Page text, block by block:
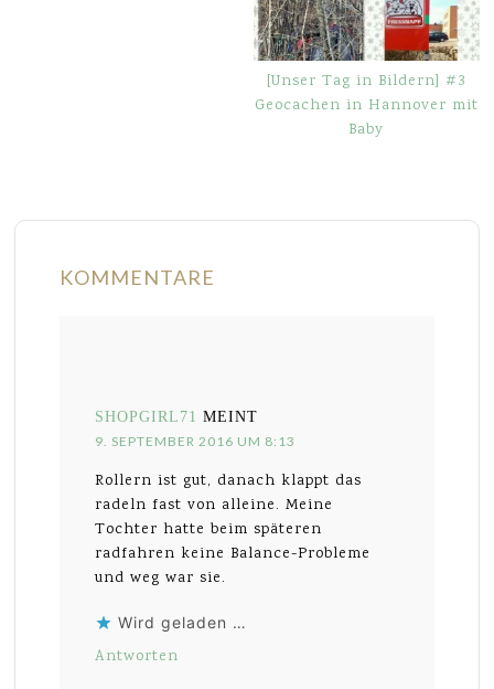
[Unser Tag in Bildern] #3
Geocachen in Hannover mit
Baby
KOMMENTARE
SHOPGIRL71 MEINT
9. SEPTEMBER 2016 UM 8:13
Rollern ist gut, danach klappt das
radeln fast von alleine. Meine
Tochter hatte beim späteren
radfahren keine Balance-Probleme
und weg war sie.
Wird geladen …
Antworten